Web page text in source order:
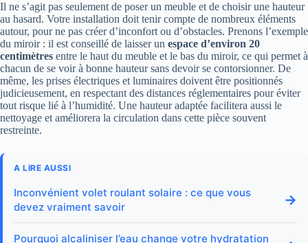
Il ne s’agit pas seulement de poser un meuble et de choisir une hauteur
au hasard. Votre installation doit tenir compte de nombreux éléments
autour, pour ne pas créer d’inconfort ou d’obstacles. Prenons l’exemple
du miroir : il est conseillé de laisser un espace d’environ 20
centimètres entre le haut du meuble et le bas du miroir, ce qui permet à
chacun de se voir à bonne hauteur sans devoir se contorsionner. De
même, les prises électriques et luminaires doivent être positionnés
judicieusement, en respectant des distances réglementaires pour éviter
tout risque lié à l’humidité. Une hauteur adaptée facilitera aussi le
nettoyage et améliorera la circulation dans cette pièce souvent
restreinte.
A LIRE AUSSI
Inconvénient volet roulant solaire : ce que vous
devez vraiment savoir
→
Pourquoi alcaliniser l’eau change votre hydratation